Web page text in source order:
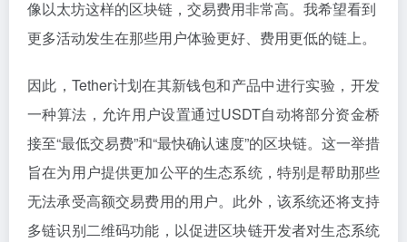
像以太坊这样的区块链，交易费用非常高。我希望看到
更多活动发生在那些用户体验更好、费用更低的链上。
因此，Tether计划在其新钱包和产品中进行实验，开发
一种算法，允许用户设置通过USDT自动将部分资金桥
接至“最低交易费”和“最快确认速度”的区块链。这一举措
旨在为用户提供更加公平的生态系统，特别是帮助那些
无法承受高额交易费用的用户。此外，该系统还将支持
多链识别二维码功能，以促进区块链开发者对生态系统